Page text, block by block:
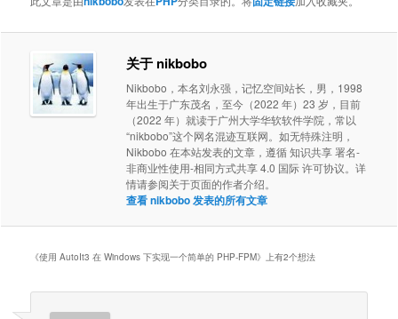
关于 nikbobo
Nikbobo，本名刘永强，记忆空间站长，男，1998
年出生于广东茂名，至今（2022 年）23 岁，目前
（2022 年）就读于广州大学华软软件学院，常以
“nikbobo”这个网名混迹互联网。如无特殊注明，
Nikbobo 在本站发表的文章，遵循 知识共享 署名-
非商业性使用-相同方式共享 4.0 国际 许可协议。详
情请参阅关于页面的作者介绍。
查看 nikbobo 发表的所有文章
《使用 AutoIt3 在 Windows 下实现一个简单的 PHP-FPM》上有2个想法